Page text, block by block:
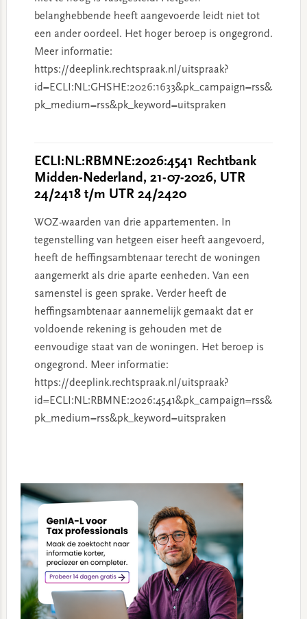
belanghebbende heeft aangevoerde leidt niet tot
een ander oordeel. Het hoger beroep is ongegrond.
Meer informatie:
https://deeplink.rechtspraak.nl/uitspraak?
id=ECLI:NL:GHSHE:2026:1633&pk_campaign=rss&
pk_medium=rss&pk_keyword=uitspraken
ECLI:NL:RBMNE:2026:4541 Rechtbank
Midden-Nederland, 21-07-2026, UTR
24/2418 t/m UTR 24/2420
WOZ-waarden van drie appartementen. In
tegenstelling van hetgeen eiser heeft aangevoerd,
heeft de heffingsambtenaar terecht de woningen
aangemerkt als drie aparte eenheden. Van een
samenstel is geen sprake. Verder heeft de
heffingsambtenaar aannemelijk gemaakt dat er
voldoende rekening is gehouden met de
eenvoudige staat van de woningen. Het beroep is
ongegrond. Meer informatie:
https://deeplink.rechtspraak.nl/uitspraak?
id=ECLI:NL:RBMNE:2026:4541&pk_campaign=rss&
pk_medium=rss&pk_keyword=uitspraken
Sidebar